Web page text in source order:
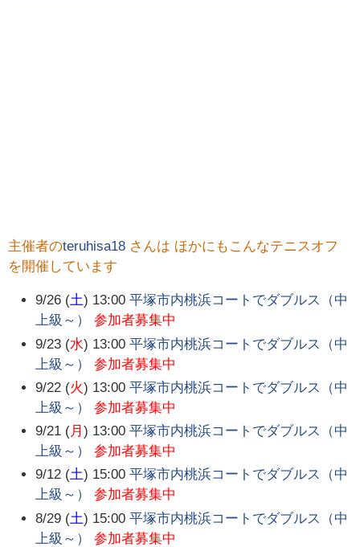
主催者のteruhisa18 さんは ほかにもこんなテニスオフ
を開催しています
9/26 (土) 13:00 平塚市内桃浜コートでダブルス（中
上級～）
参加者募集中
9/23 (水) 13:00 平塚市内桃浜コートでダブルス（中
上級～）
参加者募集中
9/22 (火) 13:00 平塚市内桃浜コートでダブルス（中
上級～）
参加者募集中
9/21 (月) 13:00 平塚市内桃浜コートでダブルス（中
上級～）
参加者募集中
9/12 (土) 15:00 平塚市内桃浜コートでダブルス（中
上級～）
参加者募集中
8/29 (土) 15:00 平塚市内桃浜コートでダブルス（中
上級～）
参加者募集中